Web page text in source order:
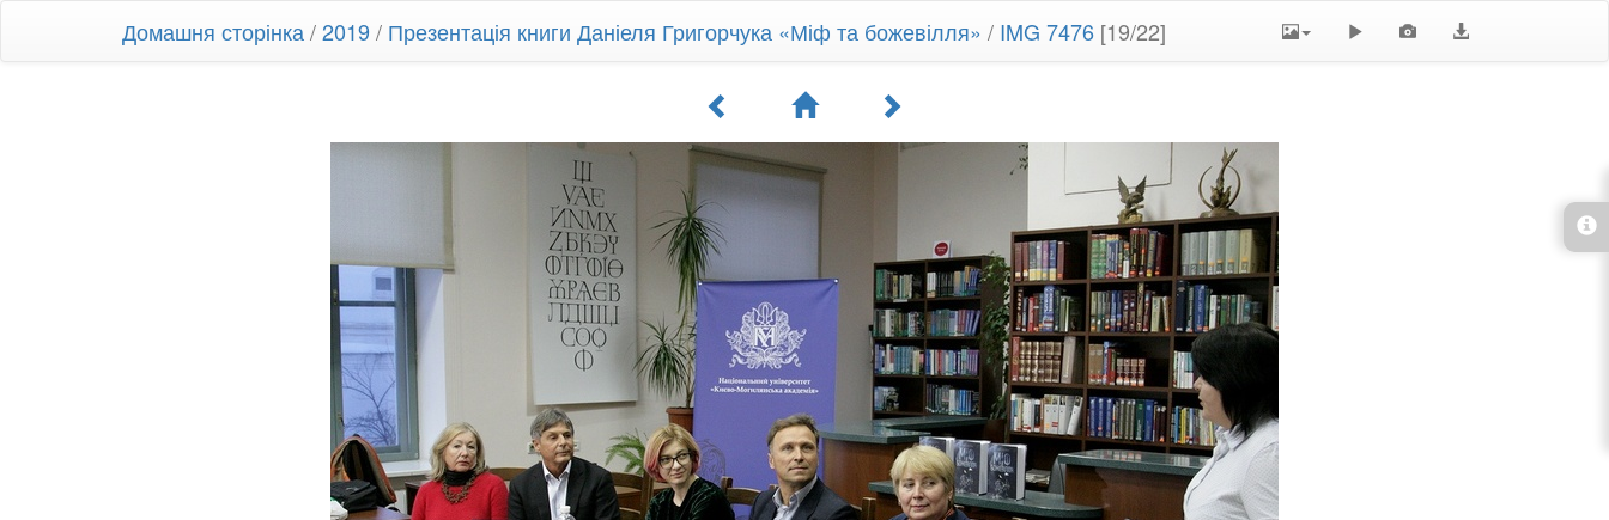
Домашня сторінка /2019/ Презентація книги Даніеля Григорчука «Міф та божевілля» / IMG 7476 [19/22]